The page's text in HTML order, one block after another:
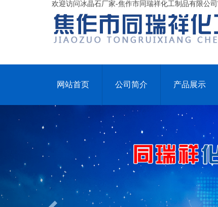
欢迎访问冰晶石厂家-焦作市同瑞祥化工制品有限公
网站首页 公司简介 产品展示